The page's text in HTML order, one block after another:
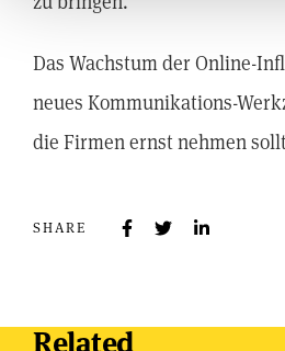
SHARE
Das Wachstum der Online-
neues Kommunikations-
die Firmen ernst nehmen
Related